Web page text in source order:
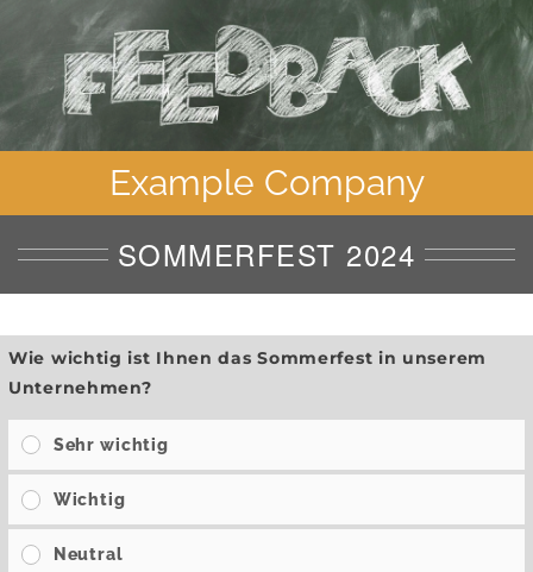
Example Company
SOMMERFEST 2024
Wie wichtig ist Ihnen das Sommerfest in unserem
Unternehmen?
Sehr wichtig
Wichtig
Neutral